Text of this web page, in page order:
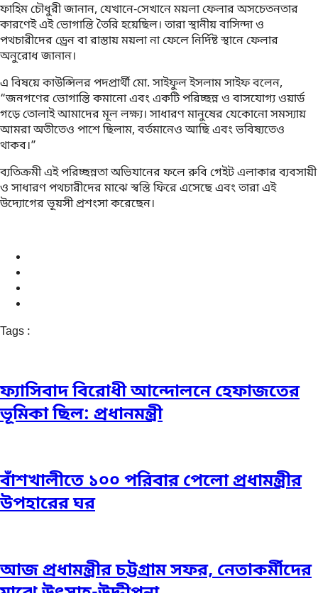
ফাহিম চৌধুরী জানান, যেখানে-সেখানে ময়লা ফেলার অসচেতনতার
কারণেই এই ভোগান্তি তৈরি হয়েছিল। তারা স্থানীয় বাসিন্দা ও
পথচারীদের ড্রেন বা রাস্তায় ময়লা না ফেলে নির্দিষ্ট স্থানে ফেলার
অনুরোধ জানান।
এ বিষয়ে কাউন্সিলর পদপ্রার্থী মো. সাইফুল ইসলাম সাইফ বলেন,
“জনগণের ভোগান্তি কমানো এবং একটি পরিচ্ছন্ন ও বাসযোগ্য ওয়ার্ড
গড়ে তোলাই আমাদের মূল লক্ষ্য। সাধারণ মানুষের যেকোনো সমস্যায়
আমরা অতীতেও পাশে ছিলাম, বর্তমানেও আছি এবং ভবিষ্যতেও
থাকব।”
ব্যতিক্রমী এই পরিচ্ছন্নতা অভিযানের ফলে রুবি গেইট এলাকার ব্যবসায়ী
ও সাধারণ পথচারীদের মাঝে স্বস্তি ফিরে এসেছে এবং তারা এই
উদ্যোগের ভূয়সী প্রশংসা করেছেন।
Tags :
ফ্যাসিবাদ বিরোধী আন্দোলনে হেফাজতের
ভূমিকা ছিল: প্রধানমন্ত্রী
বাঁশখালীতে ১০০ পরিবার পেলো প্রধামন্ত্রীর
উপহারের ঘর
আজ প্রধামন্ত্রীর চট্টগ্রাম সফর, নেতাকর্মীদের